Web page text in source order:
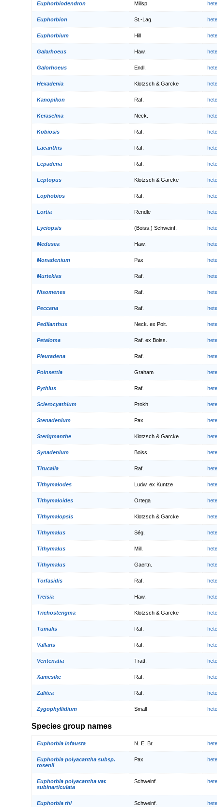
Euphorbiodendron Millsp.
Euphorbion St.-Lag.
Euphorbium Hill
Galarhoeus Haw.
Galorhoeus Endl.
Hexadenia Klotzsch & Garcke
Kanopikon Raf.
Keraselma Neck.
Kobiosis Raf.
Lacanthis Raf.
Lepadena Raf.
Leptopus Klotzsch & Garcke
Lophobios Raf.
Lortia Rendle
Lyciopsis (Boiss.) Schweinf.
Medusea Haw.
Monadenium Pax
Murtekias Raf.
Nisomenes Raf.
Peccana Raf.
Pedilanthus Neck. ex Poit.
Petaloma Raf. ex Boiss.
Pleuradena Raf.
Poinsettia Graham
Pythius Raf.
Sclerocyathium Prokh.
Stenadenium Pax
Sterigmanthe Klotzsch & Garcke
Synadenium Boiss.
Tirucalia Raf.
Tithymalodes Ludw. ex Kuntze
Tithymaloides Ortega
Tithymalopsis Klotzsch & Garcke
Tithymalus Ség.
Tithymalus Mill.
Tithymalus Gaertn.
Torfasidis Raf.
Treisia Haw.
Trichosterigma Klotzsch & Garcke
Tumalis Raf.
Vallaris Raf.
Ventenatia Tratt.
Xamesike Raf.
Zalitea Raf.
Zygophyllidium Small
Species group names
Euphorbia infausta N. E. Br.
Euphorbia polyacantha subsp.
rosenii
Pax
Euphorbia polyacantha var.
subinarticulata
Schweinf.
Euphorbia thi Schweinf.